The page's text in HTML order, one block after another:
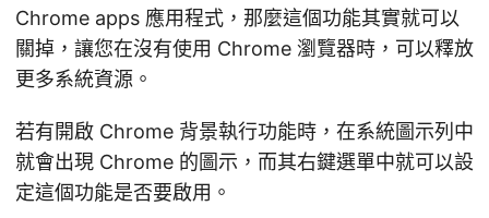
Chrome apps 應用程式，那麼這個功能其實就可以
關掉，讓您在沒有使用 Chrome 瀏覽器時，可以釋放
更多系統資源。
若有開啟 Chrome 背景執行功能時，在系統圖示列中
就會出現 Chrome 的圖示，而其右鍵選單中就可以設
定這個功能是否要啟用。